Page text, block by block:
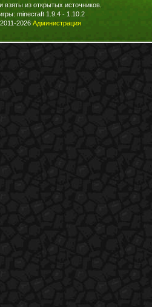
из открытых источников.
minecraft 1.9.4 - 1.10.2
2026 Администрация